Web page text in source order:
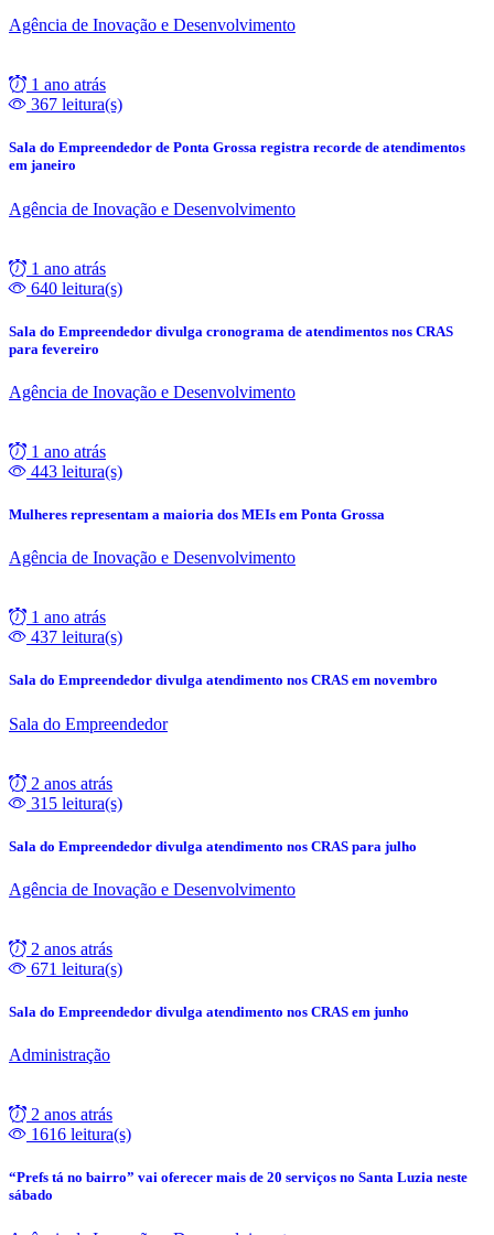
Agência de Inovação e Desenvolvimento
1 ano atrás
367 leitura(s)
Sala do Empreendedor de Ponta Grossa registra recorde de atendimentos
em janeiro
Agência de Inovação e Desenvolvimento
1 ano atrás
640 leitura(s)
Sala do Empreendedor divulga cronograma de atendimentos nos CRAS
para fevereiro
Agência de Inovação e Desenvolvimento
1 ano atrás
443 leitura(s)
Mulheres representam a maioria dos MEIs em Ponta Grossa
Agência de Inovação e Desenvolvimento
1 ano atrás
437 leitura(s)
Sala do Empreendedor divulga atendimento nos CRAS em novembro
Sala do Empreendedor
2 anos atrás
315 leitura(s)
Sala do Empreendedor divulga atendimento nos CRAS para julho
Agência de Inovação e Desenvolvimento
2 anos atrás
671 leitura(s)
Sala do Empreendedor divulga atendimento nos CRAS em junho
Administração
2 anos atrás
1616 leitura(s)
“Prefs tá no bairro” vai oferecer mais de 20 serviços no Santa Luzia neste
sábado